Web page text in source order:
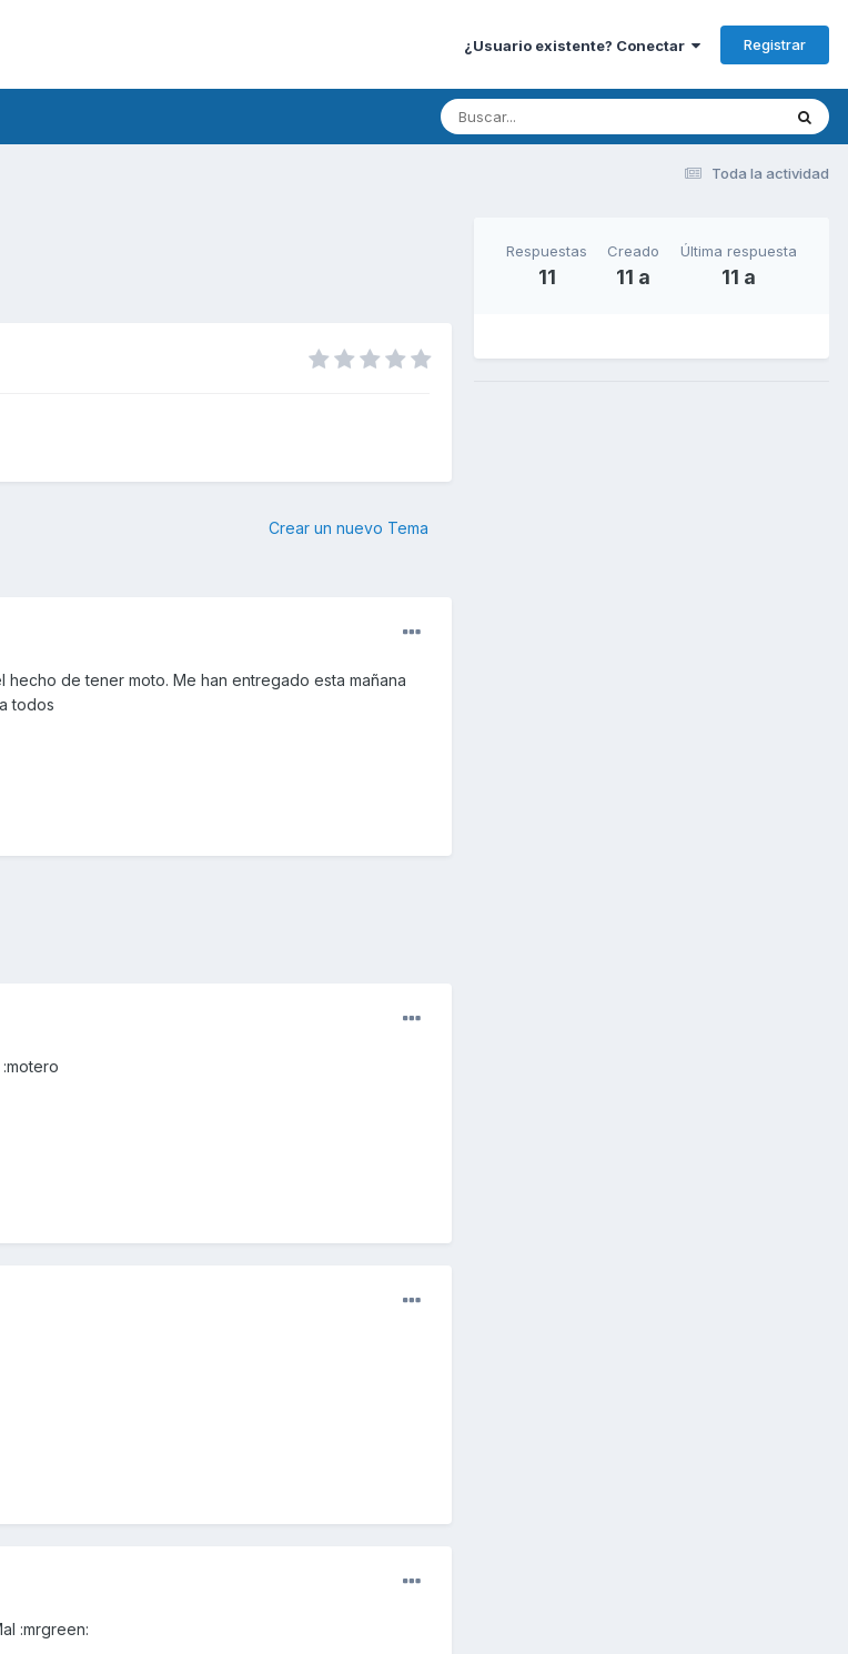
¿Usuario existente? Conectar Registrar
Toda la actividad
Crear un nuevo Tema
de tener moto. Me han entregado esta mañana
todos
:mrgreen:
Respuestas
11
Creado
11 a
Última respuesta
11 a